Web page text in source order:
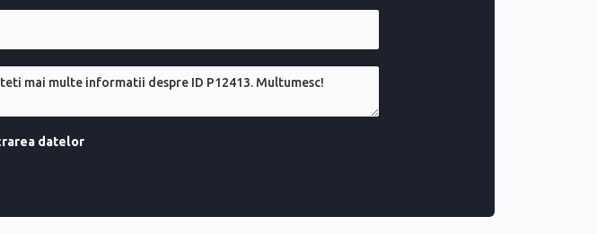
profesională și îndrăzneță a ridicat atenția asupra modului în care oamenii se
adune constant parteneri și colaboratori de încredere. Cu sediul în București,
livreze servicii de calitate. S-a lansat ca un strălucitor ambasador al Bucureștiului
cu cei mai sofisticați cumpărători și investitori.
datelor